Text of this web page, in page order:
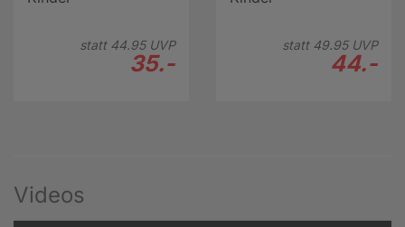
statt 44.95UVP
35.-
statt 49.95UVP
44.-
Videos